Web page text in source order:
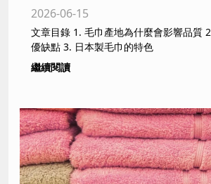
國毛巾/日本毛巾差在哪?｜
專業毛巾製造商從品質/價
向帶您完整了解
2026-06-15
文章目錄 1. 毛巾產地為什麼會影響品質 2. 中國製毛巾的
優缺點 3. 日本製毛巾的特色
繼續閱讀